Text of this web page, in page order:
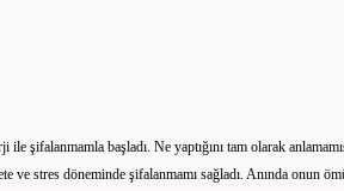
şifalanmamla başladı. Ne yaptığını tam olarak
stres döneminde şifalanmamı sağladı. Anında onun